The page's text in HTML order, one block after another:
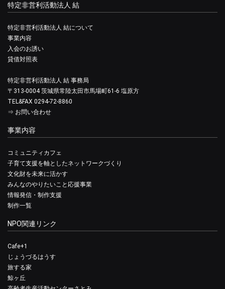
特定非営利活動法人 結
特定非営利活動法人 結について
事業内容
入会のお誘い
貸借対照表
特定非営利活動法人 結 事務局
〒313-0004 茨城県常陸太田市馬場町61-6 塩原方
TEL&FAX 0294-72-8860
⇒ お問い合わせ
事業内容
コミュニティカフェ
子育て支援を軸としたネットワークづくり
文化財を未来に活かす
みんなのやりたいこと応援事業
情報発信・制作支援
制作一覧
NPO関連リンク
Cafe+1
じょうづるはうす
旅する家
鯨ヶ丘